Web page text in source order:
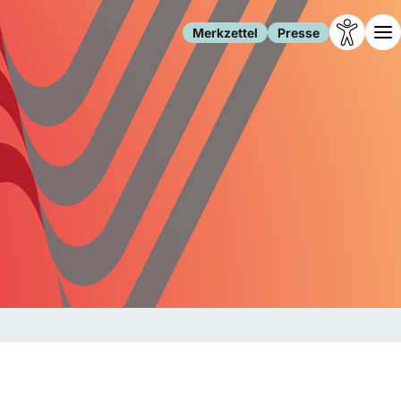
Merkzettel Presse
Leben
Familie
Freizeit
Gesundheit
Internet
Gesellschaft
Forschung
Migration
Polizei